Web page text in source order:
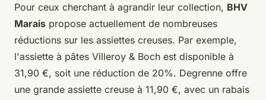
Pour ceux cherchant à agrandir leur collection, BHV
Marais propose actuellement de nombreuses
réductions sur les assiettes creuses. Par exemple,
l'assiette à pâtes Villeroy & Boch est disponible à
31,90 €, soit une réduction de 20%. Degrenne offre
une grande assiette creuse à 11,90 €, avec un rabais